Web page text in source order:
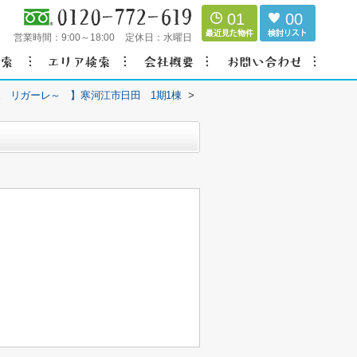
営業時間： 9:00～18:00 定休日： 水曜日
01 00
リガーレ～ 】寒河江市日田 1期1棟 >